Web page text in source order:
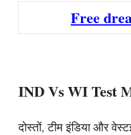
Free
IND Vs WI Test
दोस्तों, टीम इंडिया और